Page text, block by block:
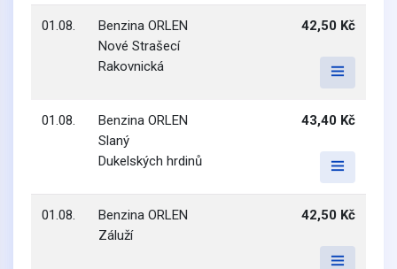
01.08.
Benzina ORLEN
Nové Strašecí
Rakovnická
42,50 Kč
01.08.
Benzina ORLEN
Slaný
Dukelských hrdinů
43,40 Kč
01.08.
Benzina ORLEN
Záluží
42,50 Kč